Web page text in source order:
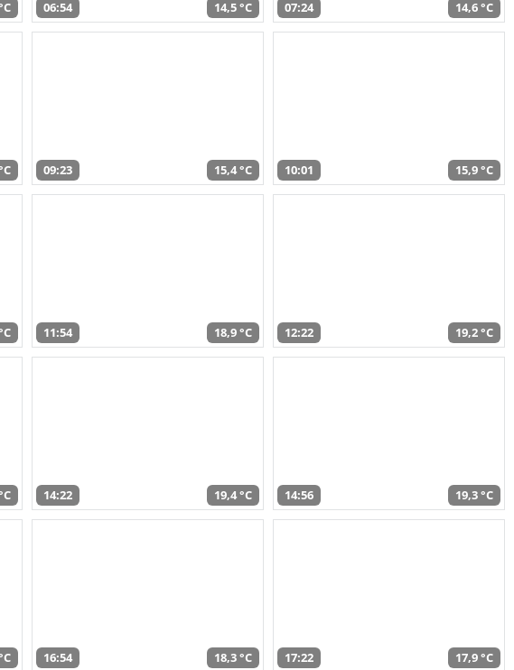
06:54 14,5 °C 07:24 14,6 °C
09:23 15,4 °C 10:01 15,9 °C
11:54 18,9 °C 12:22 19,2 °C
14:22 19,4 °C 14:56 19,3 °C
16:54 18,3 °C 17:22 17,9 °C